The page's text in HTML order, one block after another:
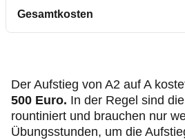
Gesamtkosten
Der Aufstieg von A2 auf A
500 Euro. In der Regel sind
rountiniert und brauchen nur
Übungsstunden, um die